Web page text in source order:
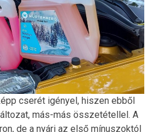
cserét igényel, hiszen ebből
más-más összetétellel. A
de a nyári az első mínuszoktól